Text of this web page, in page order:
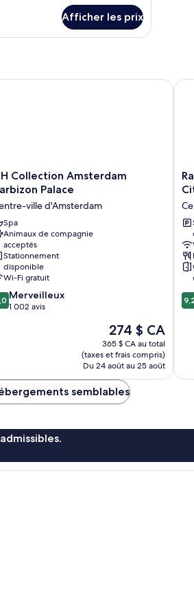
Afficher les prix
Collection Amsterdam
Palace
ville d'Amsterdam
Spa
Animaux de compagnie
acceptés
Stationnement
disponible
Wi-Fi gratuit
Merveilleux
1 002 avis
Le
prix
est
de
274 $ CA
274 $ CA
365 $ CA au total
(taxes et frais compris)
Du 24 août au 25 août
Collection Amsterdam Barbizon Palace
Blu
9.2
sur
semblables